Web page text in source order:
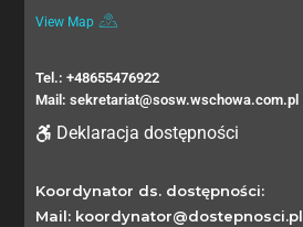
View Map
Tel.: +48655476922
Mail: sekretariat@sosw.wschowa.com.pl
Deklaracja dostępności
Koordynator ds. dostępności:
Mail: koordynator@dostepnosci.pl